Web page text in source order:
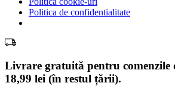
Politica de confidentialitate
Livrare gratuită pentru comenzile
18,99 lei (în restul țării).